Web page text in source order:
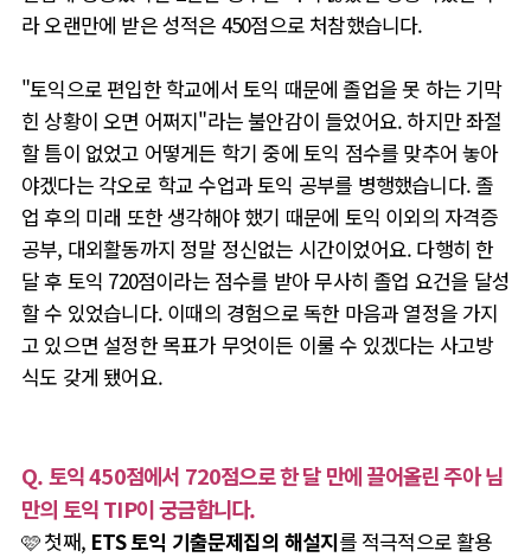
라 오랜만에 받은 성적은 450점으로 처참했습니다.
"토익으로 편입한 학교에서 토익 때문에 졸업을 못 하는 기막
힌 상황이 오면 어쩌지"라는 불안감이 들었어요. 하지만 좌절
할 틈이 없었고 어떻게든 학기 중에 토익 점수를 맞추어 놓아
야겠다는 각오로 학교 수업과 토익 공부를 병행했습니다. 졸
업 후의 미래 또한 생각해야 했기 때문에 토익 이외의 자격증
공부, 대외활동까지 정말 정신없는 시간이었어요. 다행히 한
달 후 토익 720점이라는 점수를 받아 무사히 졸업 요건을 달성
할 수 있었습니다. 이때의 경험으로 독한 마음과 열정을 가지
고 있으면 설정한 목표가 무엇이든 이룰 수 있겠다는 사고방
식도 갖게 됐어요.
Q. 토익 450점에서 720점으로 한 달 만에 끌어올린 주아 님
만의 토익 TIP이 궁금합니다.
🩷 첫째, ETS 토익 기출문제집의 해설지를 적극적으로 활용